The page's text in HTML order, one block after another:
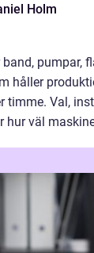
Holm
pumpar,
håller
timme. Val,
hur väl